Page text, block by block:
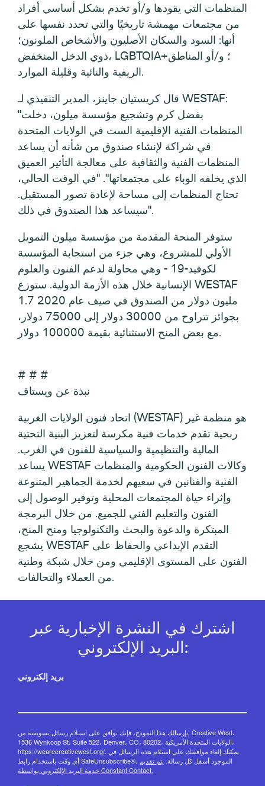
المنظمات التي يقودها و/أو تخدم بشكل أساسي أفراد
من مجتمعات مهمشة تاريخيًا والتي تحدد نفسها على
أنها: السود والسكان الأصليون والأشخاص الملونون؛
ذوي الدخل المنخفض، LGBTQIA+؛ و/أو المناطق
الريفية والنائية وقليلة الموارد.
قال كريستيان جاينز، المدير التنفيذي لـ WESTAF:
"بفضل كرم وتشجيع مؤسسة ميلون، دخلت
المنظمات الفنية الإقليمية الست في الولايات المتحدة
في شراكة لإنشاء صندوق من شأنه أن يساعد
المنظمات الفنية والثقافية على معالجة التأثير العميق
الذي يخلفه الوباء على مجتمعاتها". "في الوقت الحالي،
تحتاج المنظمات إلى مساحة لإعادة تصور المستقبل.
سيساعد هذا الصندوق في ذلك".
ستوفر المنحة المقدمة من مؤسسة ميلون التمويل
الأولي للمشروع، وهي جزء من استجابة المؤسسة
لكوفيد-19 - وهي محاولة لدعم الفنون والعلوم
الإنسانية خلال هذه الأزمة الدولية. ستوزع WESTAF
1.7 مليون دولار من الصندوق في صيف عام 2020
بجوائز تتراوح من 30000 دولار إلى 75000 دولار،
مع بعض المنح الاستثنائية بقيمة 100000 دولار.
# # #
نبذة عن ويستاف
اتحاد فنون الولايات الغربية (WESTAF) هو منظمة غير
ربحية تقدم خدمات فنية مكرسة لتعزيز البنية التحتية
المالية والتنظيمية والسياسية للفنون في الغرب.
يساعد WESTAF وكالات الفنون الحكومية والمنظمات
الفنية والفنانين في سعيهم لخدمة الجماهير المتنوعة
وإثراء حياة المجتمعات المحلية وتوفير الوصول إلى
الفنون والتعليم الفني للجميع. من خلال البرمجة
المبتكرة والدعوة والبحث والتكنولوجيا ومنح المنح،
يشجع WESTAF التقدم الإبداعي والحفاظ على
الفنون على المستوى الإقليمي ومن خلال شبكة وطنية
من العملاء والتحالفات.
اشترك في النشرة الإخبارية عبر
البريد الإلكتروني:
بريد إلكتروني
بإرسالك هذا النموذج، فإنك توافق على استلام رسائل تسويقية من: Creative West،
1536 Wynkoop St، Suite 522، Denver، CO، 80202، الولايات المتحدة الأمريكية،
https://wearecreativewest.org/. يمكنك إلغاء موافقتك على استلام هذه الرسائل في
أي وقت باستخدام رابط SafeUnsubscribe®، الموجود أسفل كل رسالة. يتم تقديم
خدمة البريد الإلكتروني بواسطة Constant Contact.